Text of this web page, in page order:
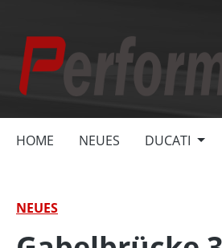
HOME NEUES DUCATI
NEUES